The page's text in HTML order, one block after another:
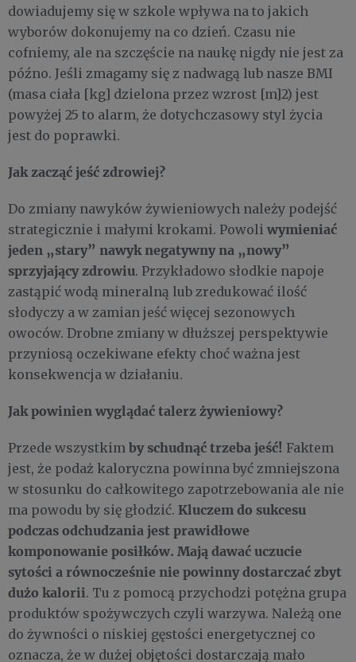
dowiadujemy się w szkole wpływa na to jakich
wyborów dokonujemy na co dzień. Czasu nie
cofniemy, ale na szczęście na naukę nigdy nie jest za
późno. Jeśli zmagamy się z nadwagą lub nasze BMI
(masa ciała [kg] dzielona przez wzrost [m]2) jest
powyżej 25 to alarm, że dotychczasowy styl życia
jest do poprawki.
Jak zacząć jeść zdrowiej?
Do zmiany nawyków żywieniowych należy podejść
strategicznie i małymi krokami. Powoli wymieniać
jeden „stary” nawyk negatywny na „nowy”
sprzyjający zdrowiu. Przykładowo słodkie napoje
zastąpić wodą mineralną lub zredukować ilość
słodyczy a w zamian jeść więcej sezonowych
owoców. Drobne zmiany w dłuższej perspektywie
przyniosą oczekiwane efekty choć ważna jest
konsekwencja w działaniu.
Jak powinien wyglądać talerz żywieniowy?
Przede wszystkim by schudnąć trzeba jeść! Faktem
jest, że podaż kaloryczna powinna być zmniejszona
w stosunku do całkowitego zapotrzebowania ale nie
ma powodu by się głodzić. Kluczem do sukcesu
podczas odchudzania jest prawidłowe
komponowanie posiłków. Mają dawać uczucie
sytości a równocześnie nie powinny dostarczać zbyt
dużo kalorii. Tu z pomocą przychodzi potężna grupa
produktów spożywczych czyli warzywa. Należą one
do żywności o niskiej gęstości energetycznej co
oznacza, że w dużej objętości dostarczają mało